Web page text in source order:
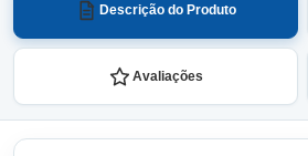
Descrição do Produto
Avaliações